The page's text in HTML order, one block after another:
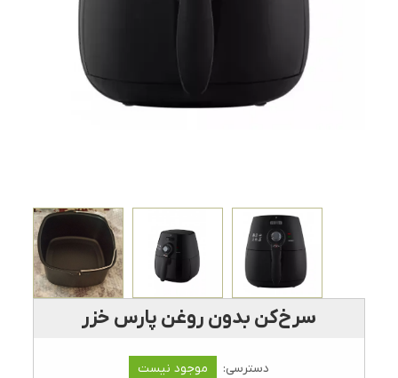
سرخ‌کن بدون روغن پارس خزر
دسترسی: موجود نیست